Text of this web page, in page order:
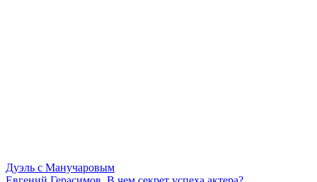
Дуэль с Манучаровым